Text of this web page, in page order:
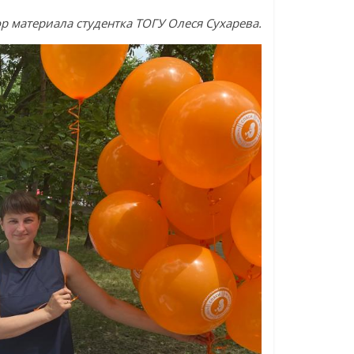
материала студентка ТОГУ Олеся Сухарева.